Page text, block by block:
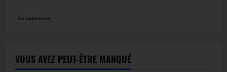
Se connecter
VOUS AVEZ PEUT-ÊTRE MANQUÉ